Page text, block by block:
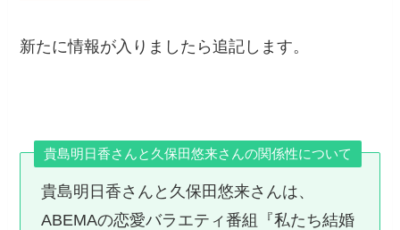
新たに情報が入りましたら追記します。
貴島明日香さんと久保田悠来さんの関係性について
貴島明日香さんと久保田悠来さんは、
ABEMAの恋愛バラエティ番組『私たち結婚